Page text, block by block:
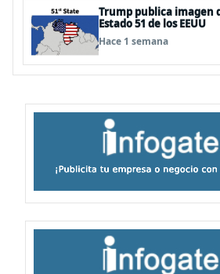
Trump publica imagen
Estado 51 de los EEUU
Hace 1 semana